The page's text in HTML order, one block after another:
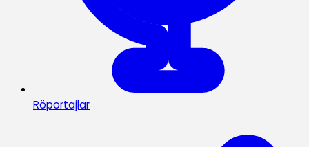
Röportajlar